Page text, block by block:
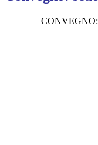
CONVEGNO: